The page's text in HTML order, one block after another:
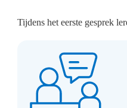
Tijdens het eerste gesprek